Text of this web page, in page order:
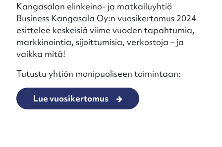
Kangasalan elinkeino- ja matkailuyhtiö
Business Kangasala Oy:n vuosikertomus 2024
esittelee keskeisiä viime vuoden tapahtumia,
markkinointia, sijoittumisia, verkostoja – ja
vaikka mitä!
Tutustu yhtiön monipuoliseen toimintaan:
Lue vuosikertomus